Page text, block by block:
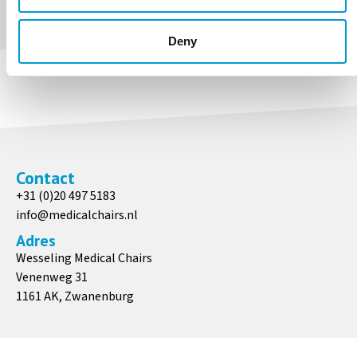
Deny
Contact
+31 (0)20 497 5183
info@medicalchairs.nl
Adres
Wesseling Medical Chairs
Venenweg 31
1161 AK, Zwanenburg